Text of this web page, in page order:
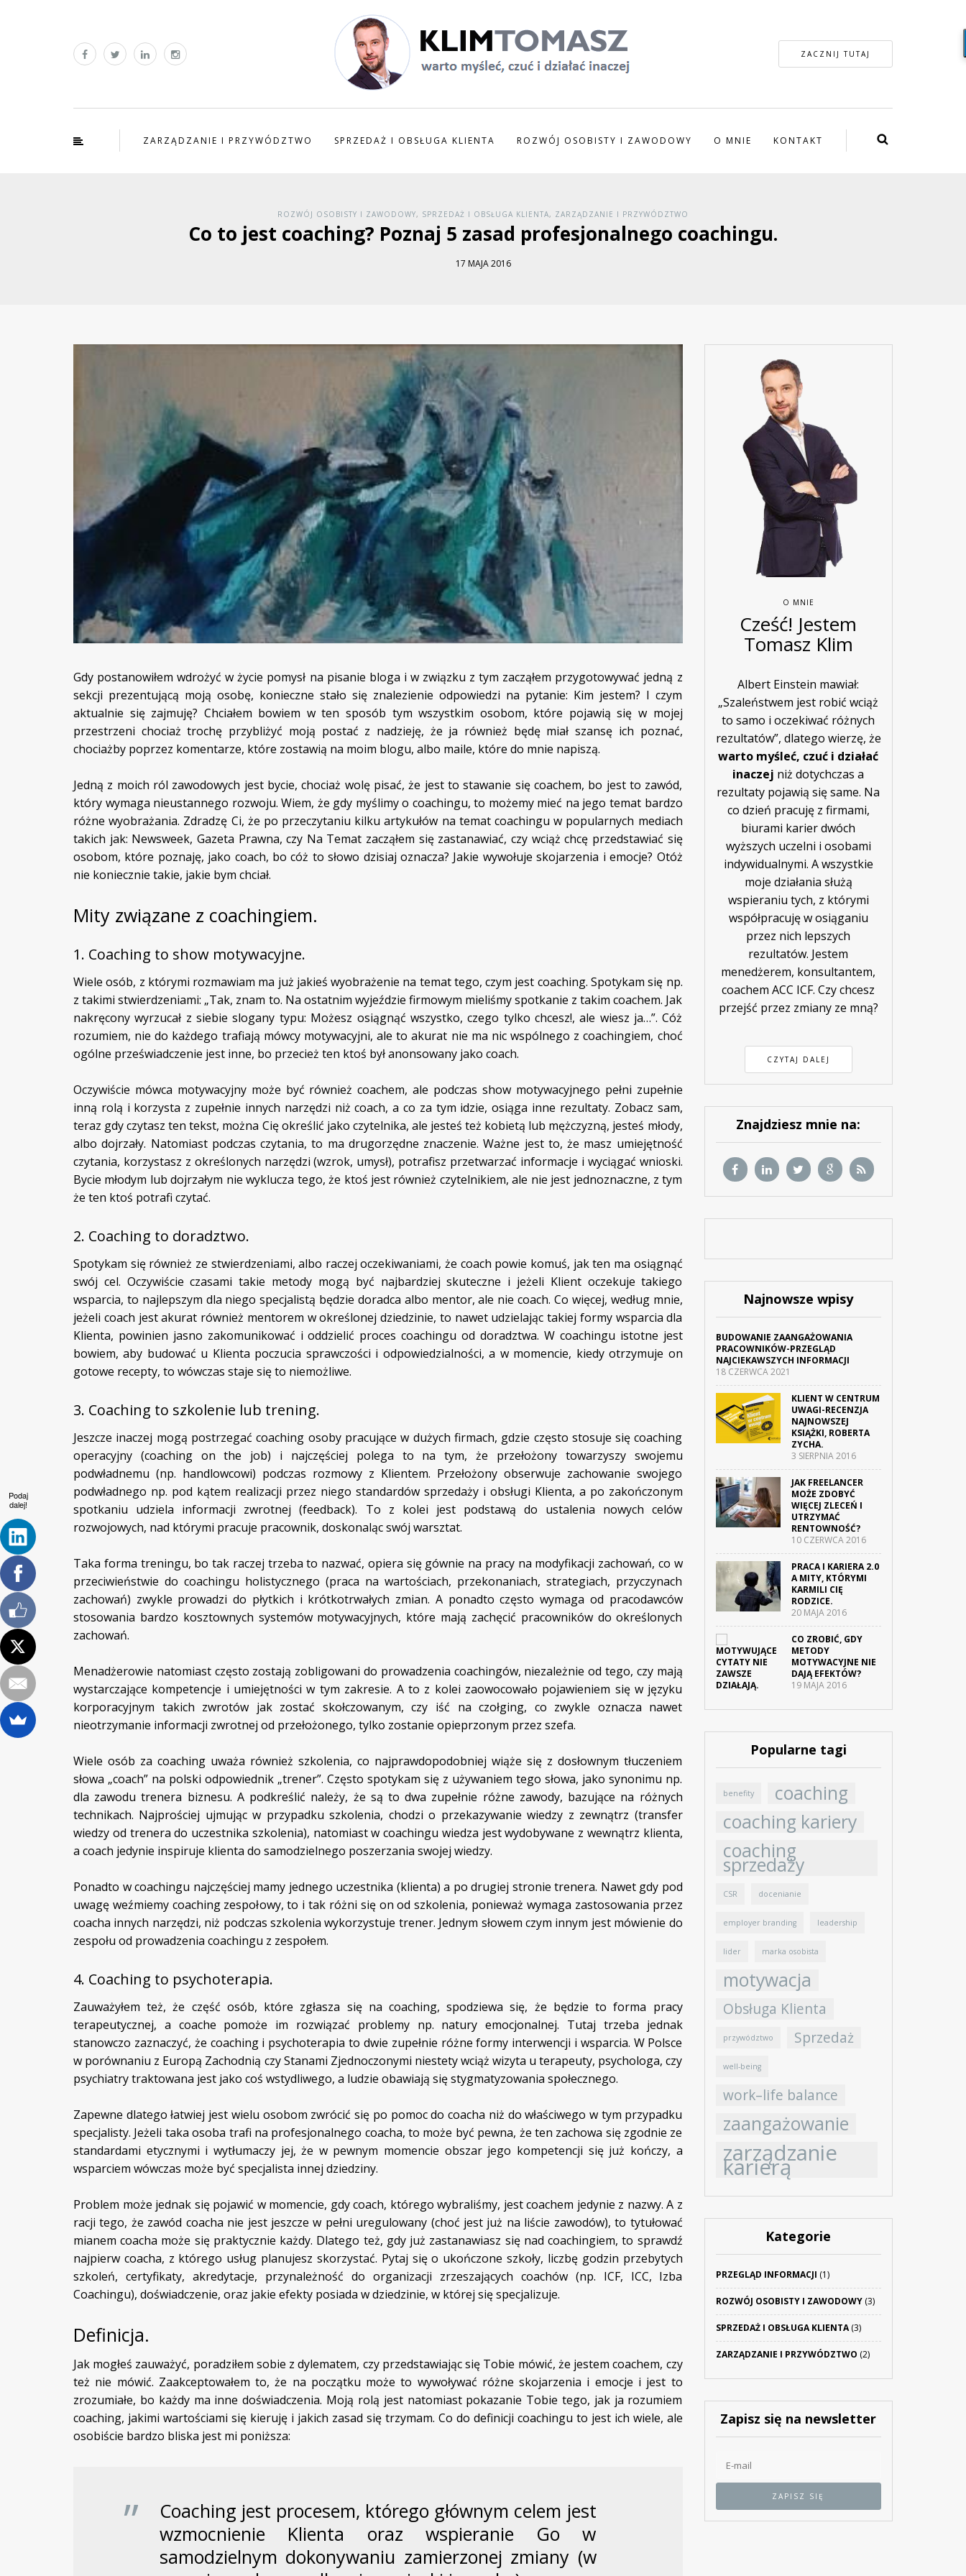
ZACZNIJ TUTAJ
ZARZĄDZANIE I PRZYWÓDZTWO SPRZEDAŻ I OBSŁUGA KLIENTA ROZWÓJ OSOBISTY I ZAWODOWY O MNIE KONTAKT
ROZWÓJ OSOBISTY I ZAWODOWY, SPRZEDAŻ I OBSŁUGA KLIENTA, ZARZĄDZANIE I PRZYWÓDZTWO
Co to jest coaching? Poznaj 5 zasad profesjonalnego coachingu.
17 MAJA 2016
Gdy postanowiłem wdrożyć w życie pomysł na pisanie bloga i w związku z tym zacząłem przygotowywać jedną z
sekcji prezentującą moją osobę, konieczne stało się znalezienie odpowiedzi na pytanie: Kim jestem? I czym
aktualnie się zajmuję? Chciałem bowiem w ten sposób tym wszystkim osobom, które pojawią się w mojej
przestrzeni chociaż trochę przybliżyć moją postać z nadzieję, że ja również będę miał szansę ich poznać,
chociażby poprzez komentarze, które zostawią na moim blogu, albo maile, które do mnie napiszą.
Jedną z moich ról zawodowych jest bycie, chociaż wolę pisać, że jest to stawanie się coachem, bo jest to zawód,
który wymaga nieustannego rozwoju. Wiem, że gdy myślimy o coachingu, to możemy mieć na jego temat bardzo
różne wyobrażania. Zdradzę Ci, że po przeczytaniu kilku artykułów na temat coachingu w popularnych mediach
takich jak: Newsweek, Gazeta Prawna, czy Na Temat zacząłem się zastanawiać, czy wciąż chcę przedstawiać się
osobom, które poznaję, jako coach, bo cóż to słowo dzisiaj oznacza? Jakie wywołuje skojarzenia i emocje? Otóż
nie koniecznie takie, jakie bym chciał.
Mity związane z coachingiem.
1. Coaching to show motywacyjne.
Wiele osób, z którymi rozmawiam ma już jakieś wyobrażenie na temat tego, czym jest coaching. Spotykam się np.
z takimi stwierdzeniami: „Tak, znam to. Na ostatnim wyjeździe firmowym mieliśmy spotkanie z takim coachem. Jak
nakręcony wyrzucał z siebie slogany typu: Możesz osiągnąć wszystko, czego tylko chcesz!, ale wiesz ja…”. Cóż
rozumiem, nie do każdego trafiają mówcy motywacyjni, ale to akurat nie ma nic wspólnego z coachingiem, choć
ogólne przeświadczenie jest inne, bo przecież ten ktoś był anonsowany jako coach.
Oczywiście mówca motywacyjny może być również coachem, ale podczas show motywacyjnego pełni zupełnie
inną rolą i korzysta z zupełnie innych narzędzi niż coach, a co za tym idzie, osiąga inne rezultaty. Zobacz sam,
teraz gdy czytasz ten tekst, można Cię określić jako czytelnika, ale jesteś też kobietą lub mężczyzną, jesteś młody,
albo dojrzały. Natomiast podczas czytania, to ma drugorzędne znaczenie. Ważne jest to, że masz umiejętność
czytania, korzystasz z określonych narzędzi (wzrok, umysł), potrafisz przetwarzać informacje i wyciągać wnioski.
Bycie młodym lub dojrzałym nie wyklucza tego, że ktoś jest również czytelnikiem, ale nie jest jednoznaczne, z tym
że ten ktoś potrafi czytać.
2. Coaching to doradztwo.
Spotykam się również ze stwierdzeniami, albo raczej oczekiwaniami, że coach powie komuś, jak ten ma osiągnąć
swój cel. Oczywiście czasami takie metody mogą być najbardziej skuteczne i jeżeli Klient oczekuje takiego
wsparcia, to najlepszym dla niego specjalistą będzie doradca albo mentor, ale nie coach. Co więcej, według mnie,
jeżeli coach jest akurat również mentorem w określonej dziedzinie, to nawet udzielając takiej formy wsparcia dla
Klienta, powinien jasno zakomunikować i oddzielić proces coachingu od doradztwa. W coachingu istotne jest
bowiem, aby budować u Klienta poczucia sprawczości i odpowiedzialności, a w momencie, kiedy otrzymuje on
gotowe recepty, to wówczas staje się to niemożliwe.
3. Coaching to szkolenie lub trening.
Jeszcze inaczej mogą postrzegać coaching osoby pracujące w dużych firmach, gdzie często stosuje się coaching
operacyjny (coaching on the job) i najczęściej polega to na tym, że przełożony towarzyszy swojemu
podwładnemu (np. handlowcowi) podczas rozmowy z Klientem. Przełożony obserwuje zachowanie swojego
podwładnego np. pod kątem realizacji przez niego standardów sprzedaży i obsługi Klienta, a po zakończonym
spotkaniu udziela informacji zwrotnej (feedback). To z kolei jest podstawą do ustalenia nowych celów
rozwojowych, nad którymi pracuje pracownik, doskonaląc swój warsztat.
Taka forma treningu, bo tak raczej trzeba to nazwać, opiera się gównie na pracy na modyfikacji zachowań, co w
przeciwieństwie do coachingu holistycznego (praca na wartościach, przekonaniach, strategiach, przyczynach
zachowań) zwykle prowadzi do płytkich i krótkotrwałych zmian. A ponadto często wymaga od pracodawców
stosowania bardzo kosztownych systemów motywacyjnych, które mają zachęcić pracowników do określonych
zachowań.
Menadżerowie natomiast często zostają zobligowani do prowadzenia coachingów, niezależnie od tego, czy mają
wystarczające kompetencje i umiejętności w tym zakresie. A to z kolei zaowocowało pojawieniem się w języku
korporacyjnym takich zwrotów jak zostać skołczowanym, czy iść na czołging, co zwykle oznacza nawet
nieotrzymanie informacji zwrotnej od przełożonego, tylko zostanie opieprzonym przez szefa.
Wiele osób za coaching uważa również szkolenia, co najprawdopodobniej wiąże się z dosłownym tłuczeniem
słowa „coach” na polski odpowiednik „trener”. Często spotykam się z używaniem tego słowa, jako synonimu np.
dla zawodu trenera biznesu. A podkreślić należy, że są to dwa zupełnie różne zawody, bazujące na różnych
technikach. Najprościej ujmując w przypadku szkolenia, chodzi o przekazywanie wiedzy z zewnątrz (transfer
wiedzy od trenera do uczestnika szkolenia), natomiast w coachingu wiedza jest wydobywane z wewnątrz klienta,
a coach jedynie inspiruje klienta do samodzielnego poszerzania swojej wiedzy.
Ponadto w coachingu najczęściej mamy jednego uczestnika (klienta) a po drugiej stronie trenera. Nawet gdy pod
uwagę weźmiemy coaching zespołowy, to i tak różni się on od szkolenia, ponieważ wymaga zastosowania przez
coacha innych narzędzi, niż podczas szkolenia wykorzystuje trener. Jednym słowem czym innym jest mówienie do
zespołu od prowadzenia coachingu z zespołem.
4. Coaching to psychoterapia.
Zauważyłem też, że część osób, które zgłasza się na coaching, spodziewa się, że będzie to forma pracy
terapeutycznej, a coache pomoże im rozwiązać problemy np. natury emocjonalnej. Tutaj trzeba jednak
stanowczo zaznaczyć, że coaching i psychoterapia to dwie zupełnie różne formy interwencji i wsparcia. W Polsce
w porównaniu z Europą Zachodnią czy Stanami Zjednoczonymi niestety wciąż wizyta u terapeuty, psychologa, czy
psychiatry traktowana jest jako coś wstydliwego, a ludzie obawiają się stygmatyzowania społecznego.
Zapewne dlatego łatwiej jest wielu osobom zwrócić się po pomoc do coacha niż do właściwego w tym przypadku
specjalisty. Jeżeli taka osoba trafi na profesjonalnego coacha, to może być pewna, że ten zachowa się zgodnie ze
standardami etycznymi i wytłumaczy jej, że w pewnym momencie obszar jego kompetencji się już kończy, a
wsparciem wówczas może być specjalista innej dziedziny.
Problem może jednak się pojawić w momencie, gdy coach, którego wybraliśmy, jest coachem jedynie z nazwy. A z
racji tego, że zawód coacha nie jest jeszcze w pełni uregulowany (choć jest już na liście zawodów), to tytułować
mianem coacha może się praktycznie każdy. Dlatego też, gdy już zastanawiasz się nad coachingiem, to sprawdź
najpierw coacha, z którego usług planujesz skorzystać. Pytaj się o ukończone szkoły, liczbę godzin przebytych
szkoleń, certyfikaty, akredytacje, przynależność do organizacji zrzeszających coachów (np. ICF, ICC, Izba
Coachingu), doświadczenie, oraz jakie efekty posiada w dziedzinie, w której się specjalizuje.
Definicja.
Jak mogłeś zauważyć, poradziłem sobie z dylematem, czy przedstawiając się Tobie mówić, że jestem coachem, czy
też nie mówić. Zaakceptowałem to, że na początku może to wywoływać różne skojarzenia i emocje i jest to
zrozumiałe, bo każdy ma inne doświadczenia. Moją rolą jest natomiast pokazanie Tobie tego, jak ja rozumiem
coaching, jakimi wartościami się kieruję i jakich zasad się trzymam. Co do definicji coachingu to jest ich wiele, ale
osobiście bardzo bliska jest mi poniższa:
Coaching jest procesem, którego głównym celem jest
wzmocnienie Klienta oraz wspieranie Go w
samodzielnym dokonywaniu zamierzonej zmiany (w
O MNIE
Cześć! Jestem
Tomasz Klim
Albert Einstein mawiał:
„Szaleństwem jest robić wciąż
to samo i oczekiwać różnych
rezultatów”, dlatego wierzę, że
warto myśleć, czuć i działać
inaczej niż dotychczas a
rezultaty pojawią się same. Na
co dzień pracuję z firmami,
biurami karier dwóch
wyższych uczelni i osobami
indywidualnymi. A wszystkie
moje działania służą
wspieraniu tych, z którymi
współpracuję w osiąganiu
przez nich lepszych
rezultatów. Jestem
menedżerem, konsultantem,
coachem ACC ICF. Czy chcesz
przejść przez zmiany ze mną?
CZYTAJ DALEJ
Znajdziesz mnie na:
Najnowsze wpisy
BUDOWANIE ZAANGAŻOWANIA
PRACOWNIKÓW-PRZEGLĄD
NAJCIEKAWSZYCH INFORMACJI
18 CZERWCA 2021
KLIENT W CENTRUM
UWAGI-RECENZJA
NAJNOWSZEJ
KSIĄŻKI, ROBERTA
ZYCHA.
3 SIERPNIA 2016
JAK FREELANCER
MOŻE ZDOBYĆ
WIĘCEJ ZLECEŃ I
UTRZYMAĆ
RENTOWNOŚĆ?
10 CZERWCA 2016
PRACA I KARIERA 2.0
A MITY, KTÓRYMI
KARMILI CIĘ
RODZICE.
20 MAJA 2016
CO ZROBIĆ, GDY
METODY
MOTYWACYJNE NIE
DAJĄ EFEKTÓW?
19 MAJA 2016
Popularne tagi
benefity
coaching
coaching kariery
coaching
sprzedaży
CSR docenianie
employer branding leadership
lider marka osobista
motywacja
Obsługa Klienta
przywództwo Sprzedaż
well-being
work–life balance
zaangażowanie
zarządzanie
karierą
Kategorie
PRZEGLĄD INFORMACJI (1)
ROZWÓJ OSOBISTY I ZAWODOWY(3)
SPRZEDAŻ I OBSŁUGA KLIENTA(3)
ZARZĄDZANIE I PRZYWÓDZTWO (2)
Zapisz się na newsletter
Podaj
dalej!